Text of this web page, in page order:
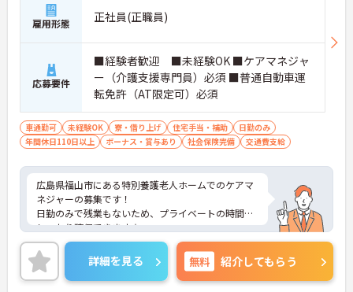
雇用形態 正社員(正職員)
応募要件
■経験者歓迎 ■未経験OK ■ケアマネジャ
ー（介護支援専門員）必須 ■普通自動車運
転免許（AT限定可）必須
車通勤可 未経験OK 寮・借り上げ 住宅手当・補助
日勤のみ
年間休日110日以上
ボーナス・賞与あり 社会保険完備 交通費支給
広島県福山市にある特別養護老人ホームでのケアマ
ネジャーの募集です！
日勤のみで残業もないため、プライベートの時間も
しっかり確保できます☆
経験者は歓迎ですが、未経験の方でも先輩社員が丁
寧に指導いたしますのでご安心ください♪
ご興味がある方はご面接のポイントをお伝えします
ので、お気軽にお問い合わせください！
詳細を見る 無料 紹介してもらう